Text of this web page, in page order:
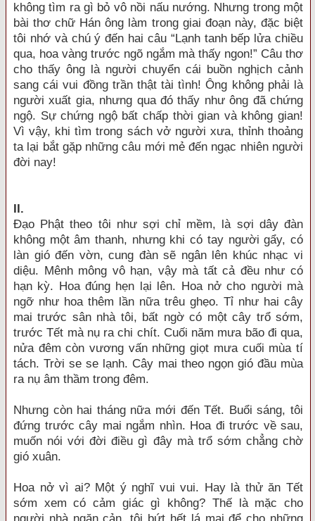
không tìm ra gì bỏ vô nồi nấu nướng. Nhưng trong một
bài thơ chữ Hán ông làm trong giai đoạn này, đặc biệt
tôi nhớ và chú ý đến hai câu “Lạnh tanh bếp lửa chiều
qua, hoa vàng trước ngõ ngắm mà thấy ngon!” Câu thơ
cho thấy ông là người chuyển cái buồn nghịch cảnh
sang cái vui đồng trần thật tài tình! Ông không phải là
người xuất gia, nhưng qua đó thấy như ông đã chứng
ngộ. Sự chứng ngộ bất chấp thời gian và không gian!
Vì vậy, khi tìm trong sách vở người xưa, thỉnh thoảng
ta lại bắt gặp những câu mới mẻ đến ngạc nhiên người
đời nay!
II.
Đạo Phật theo tôi như sợi chỉ mềm, là sợi dây đàn
không một âm thanh, nhưng khi có tay người gẩy, có
làn gió đến vờn, cung đàn sẽ ngân lên khúc nhạc vi
diệu. Mênh mông vô hạn, vậy mà tất cả đều như có
hạn kỳ. Hoa đúng hẹn lại lên. Hoa nở cho người mà
ngỡ như hoa thêm lần nữa trêu ghẹo. Tỉ như hai cây
mai trước sân nhà tôi, bất ngờ có một cây trổ sớm,
trước Tết mà nụ ra chi chít. Cuối năm mưa bão đi qua,
nửa đêm còn vương vấn những giọt mưa cuối mùa tí
tách. Trời se se lạnh. Cây mai theo ngọn gió đầu mùa
ra nụ âm thầm trong đêm.
Nhưng còn hai tháng nữa mới đến Tết. Buổi sáng, tôi
đứng trước cây mai ngắm nhìn. Hoa đi trước về sau,
muốn nói với đời điều gì đây mà trổ sớm chẳng chờ
gió xuân.
Hoa nở vì ai? Một ý nghĩ vui vui. Hay là thử ăn Tết
sớm xem có cảm giác gì không? Thế là mặc cho